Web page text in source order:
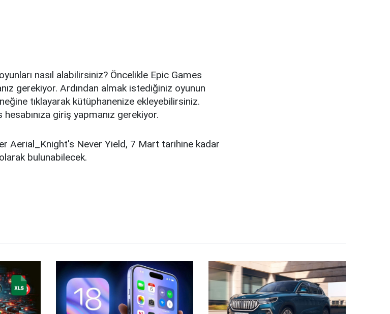
nasıl alabilirsiniz? Öncelikle Epic Games
gerekiyor. Ardından almak istediğiniz oyunun
tıklayarak kütüphanenize ekleyebilirsiniz.
giriş yapmanız gerekiyor.
Aerial_Knight's Never Yield, 7 Mart tarihine kadar
bulunabilecek.